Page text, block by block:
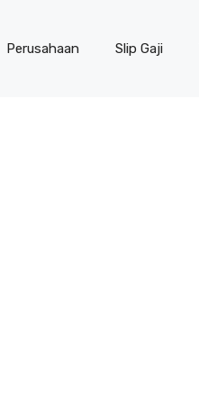
Perusahaan Slip Gaji